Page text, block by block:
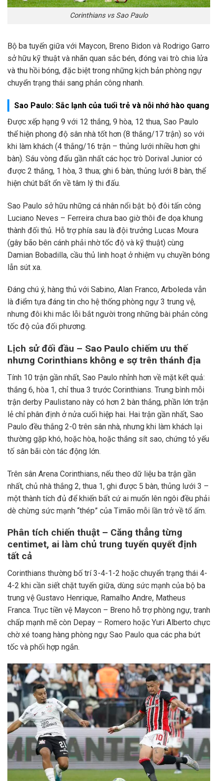
Corinthians vs Sao Paulo
Bộ ba tuyến giữa với Maycon, Breno Bidon và Rodrigo Garro
sở hữu kỹ thuật và nhãn quan sắc bén, đóng vai trò chia lửa
và thu hồi bóng, đặc biệt trong những kịch bản phòng ngự
chuyển trạng thái sang phản công nhanh.
Sao Paulo: Sắc lạnh của tuổi trẻ và nỗi nhớ hào quang
Được xếp hạng 9 với 12 thắng, 9 hòa, 12 thua, Sao Paulo
thể hiện phong độ sân nhà tốt hơn (8 thắng/17 trận) so với
khi làm khách (4 thắng/16 trận – thủng lưới nhiều hơn ghi
bàn). Sáu vòng đấu gần nhất các học trò Dorival Junior có
được 2 thắng, 1 hòa, 3 thua; ghi 6 bàn, thủng lưới 8 bàn, thể
hiện chút bất ổn về tâm lý thi đấu.
Sao Paulo sở hữu những cá nhân nổi bật: bộ đôi tấn công
Luciano Neves – Ferreira chưa bao giờ thôi đe dọa khung
thành đối thủ. Hỗ trợ phía sau là đội trưởng Lucas Moura
(gây bão bên cánh phải nhờ tốc độ và kỹ thuật) cùng
Damian Bobadilla, cầu thủ linh hoạt ở nhiệm vụ chuyền bóng
lẫn sút xa.
Đáng chú ý, hàng thủ với Sabino, Alan Franco, Arboleda vẫn
là điểm tựa đáng tin cho hệ thống phòng ngự 3 trung vệ,
nhưng đôi khi mắc lỗi bắt người trong những bài phản công
tốc độ của đối phương.
Lịch sử đối đầu – Sao Paulo chiếm ưu thế
nhưng Corinthians không e sợ trên thánh địa
Tính 10 trận gần nhất, Sao Paulo nhỉnh hơn về mặt kết quả:
thắng 6, hòa 1, chỉ thua 3 trước Corinthians. Trung bình mỗi
trận derby Paulistano này có hơn 2 bàn thắng, phần lớn trận
lẻ chỉ phân định ở nửa cuối hiệp hai. Hai trận gần nhất, Sao
Paulo đều thắng 2-0 trên sân nhà, nhưng khi làm khách lại
thường gặp khó, hoặc hòa, hoặc thắng sít sao, chứng tỏ yếu
tố sân bãi còn tác động lớn.
Trên sân Arena Corinthians, nếu theo dữ liệu ba trận gần
nhất, chủ nhà thắng 2, thua 1, ghi được 5 bàn, thủng lưới 3 –
một thành tích đủ để khiến bất cứ ai muốn lên ngôi đều phải
dè chừng sức mạnh “thép” của Timão mỗi lần trở về tổ ấm.
Phân tích chiến thuật – Căng thẳng từng
centimet, ai làm chủ trung tuyến quyết định
tất cả
Corinthians thường bố trí 3-4-1-2 hoặc chuyển trạng thái 4-
4-2 khi cần siết chặt tuyến giữa, dùng sức mạnh của bộ ba
trung vệ Gustavo Henrique, Ramalho Andre, Matheus
Franca. Trục tiền vệ Maycon – Breno hỗ trợ phòng ngự, tranh
chấp mạnh mẽ còn Depay – Romero hoặc Yuri Alberto chực
chờ xé toang hàng phòng ngự Sao Paulo qua các pha bứt
tốc và phối hợp ngắn.